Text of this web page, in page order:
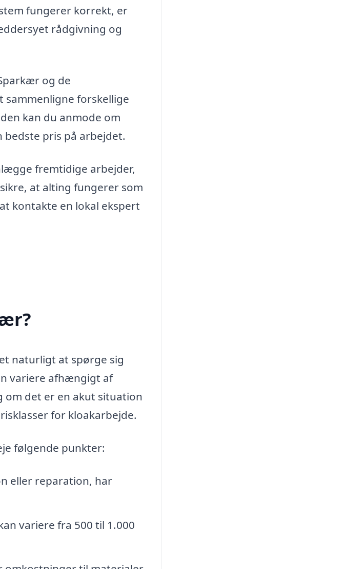
fungerer korrekt, er
rådgivning og
og de
forskellige
kan du anmode om
pris på arbejdet.
fremtidige arbejder,
at alting fungerer som
kontakte en lokal ekspert
naturligt at spørge sig
variere afhængigt af
om det er en akut situation
for kloakarbejde.
følgende punkter:
eller reparation, har
variere fra 500 til 1.000